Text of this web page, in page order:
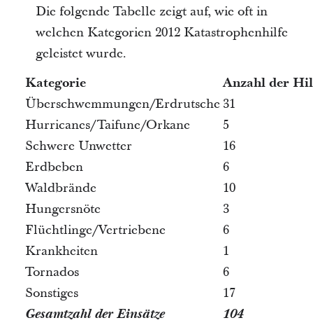
Die folgende Tabelle zeigt auf, wie oft in
welchen Kategorien 2012 Katastrophenhilfe
geleistet wurde.
Kategorie
Anzahl der
Überschwemmungen/Erdrutsche 31
Hurricanes/Taifune/Orkane
5
Schwere Unwetter
16
Erdbeben
6
Waldbrände
10
Hungersnöte
3
Flüchtlinge/Vertriebene
6
Krankheiten
1
Tornados
6
Sonstiges
17
Gesamtzahl der Einsätze
104